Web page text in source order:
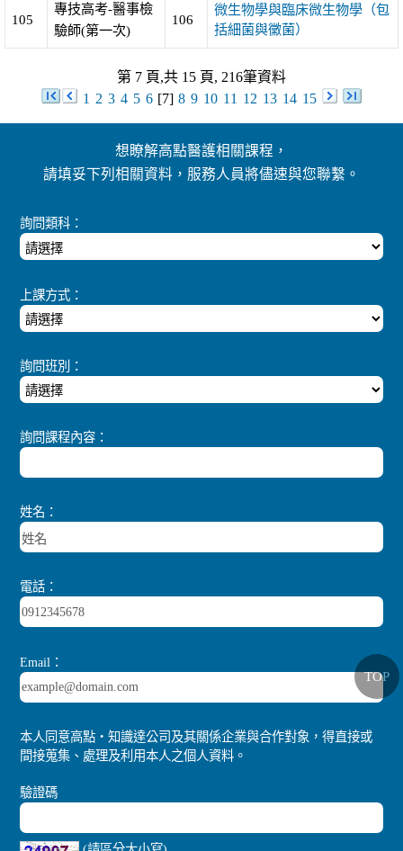
105
專技高考-醫事檢
驗師(第一次)
106
微生物學與臨床微生物學（包
括細菌與黴菌）
第 7 頁,共 15 頁, 216筆資料
1 2 3 4 5 6 [7] 8 9 10 11 12 13 14 15
想瞭解高點醫護相關課程，
請填妥下列相關資料，服務人員將儘速與您聯繫。
詢問類科：
上課方式：
詢問班別：
詢問課程內容：
姓名：
電話：
Email：
本人同意高點‧知識達公司及其關係企業與合作對象，得直接或
間接蒐集、處理及利用本人之個人資料。
驗證碼
TOP